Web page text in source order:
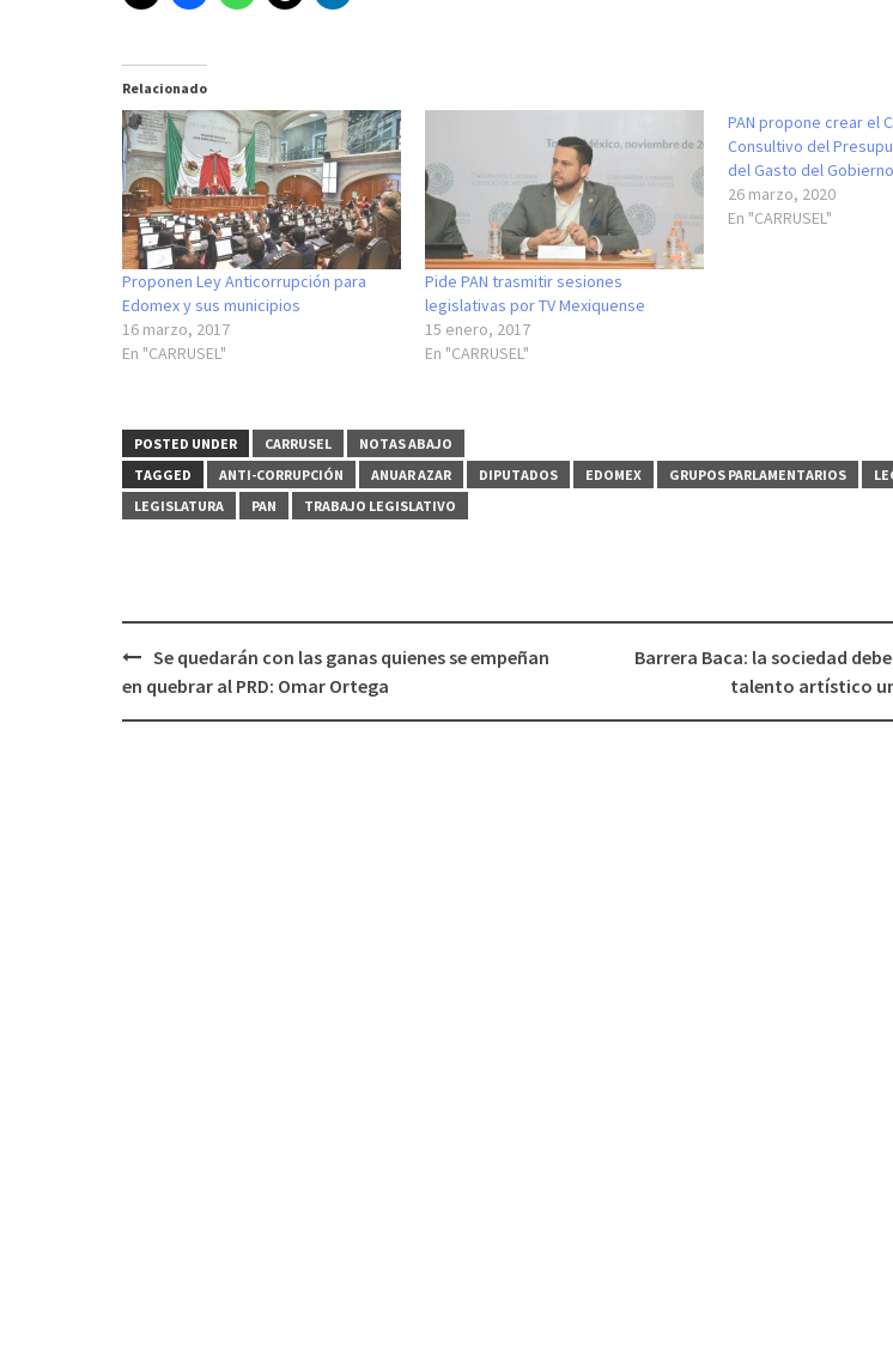
Relacionado
Proponen Ley Anticorrupción para
Edomex y sus municipios
16 marzo, 2017
En "CARRUSEL"
Pide PAN trasmitir sesiones
legislativas por TV Mexiquense
15 enero, 2017
En "CARRUSEL"
PAN propone crear el
Consultivo del
del Gasto del
26 marzo, 2020
En "CARRUSEL"
POSTED UNDER CARRUSEL
NOTAS ABAJO
TAGGED
ANTI-CORRUPCIÓN ANUAR AZAR DIPUTADOS EDOMEX GRUPOS PARLAMENTARIOS
LEGISLATURA
PAN TRABAJO LEGISLATIVO
Post
navigation
Se quedarán con las ganas quienes se empeñan
en quebrar al PRD: Omar Ortega
Barrera Baca: la sociedad
talento artístico